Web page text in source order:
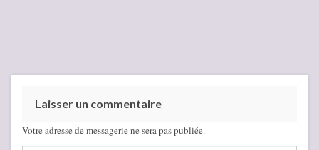
Laisser un commentaire
Votre adresse de messagerie ne sera pas publiée.